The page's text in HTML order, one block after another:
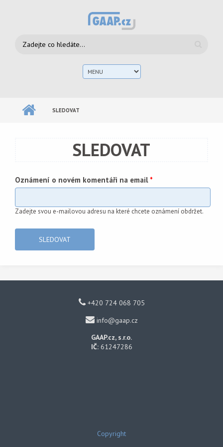
Vyhledávání
SLEDOVAT
SLEDOVAT
Oznámení o novém komentáři na email *
Zadejte svou e-mailovou adresu na které chcete oznámení obdržet.
+420 724 068 705
info@gaap.cz
GAAP.cz, s.r.o.
IČ: 61247286
Copyright